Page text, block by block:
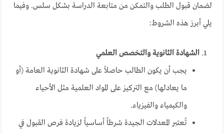
لضمان قبول الطلب والتمكن من متابعة الدراسة بشكل سلس. وفيما
يلي أبرز هذه الشروط:
الشهادة الثانوية والتخصص العلمي
يجب أن يكون الطالب حاصلاً على شهادة الثانوية العامة (أو
ما يعادلها) مع التركيز على المواد العلمية مثل الأحياء
والكيمياء والفيزياء.
تُعتبر المعدلات الجيدة شرطاً أساسياً لزيادة فرص القبول في